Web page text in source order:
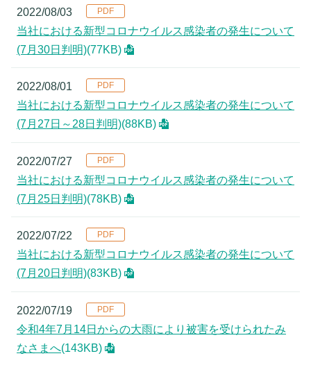
2022/08/03
当社における新型コロナウイルス感染者の発生について
(7月30日判明)(77KB)
2022/08/01
当社における新型コロナウイルス感染者の発生について
(7月27日～28日判明)(88KB)
2022/07/27
当社における新型コロナウイルス感染者の発生について
(7月25日判明)(78KB)
2022/07/22
当社における新型コロナウイルス感染者の発生について
(7月20日判明)(83KB)
2022/07/19
令和4年7月14日からの大雨により被害を受けられたみ
なさまへ(143KB)